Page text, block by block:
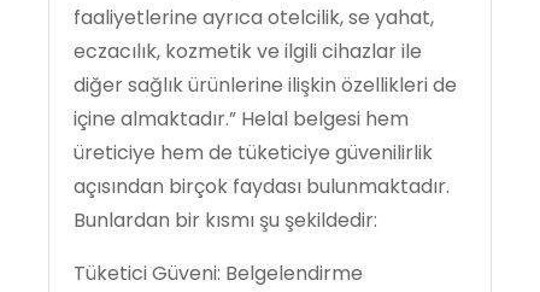
faaliyetlerine ayrıca otelcilik, se yahat,
eczacılık, kozmetik ve ilgili cihazlar ile
diğer sağlık ürünlerine ilişkin özellikleri de
içine almaktadır.” Helal belgesi hem
üreticiye hem de tüketiciye güvenilirlik
açısından birçok faydası bulunmaktadır.
Bunlardan bir kısmı şu şekildedir:
Tüketici Güveni: Belgelendirme